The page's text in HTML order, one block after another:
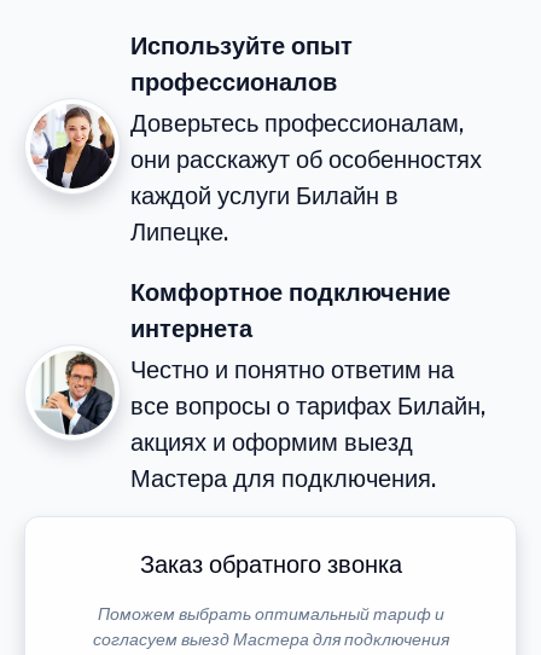
Используйте опыт
профессионалов
Доверьтесь профессионалам,
они расскажут об особенностях
каждой услуги Билайн в
Липецке.
Комфортное подключение
интернета
Честно и понятно ответим на
все вопросы о тарифах Билайн,
акциях и оформим выезд
Мастера для подключения.
Заказ обратного звонка
Поможем выбрать оптимальный тариф и
согласуем выезд Мастера для подключения